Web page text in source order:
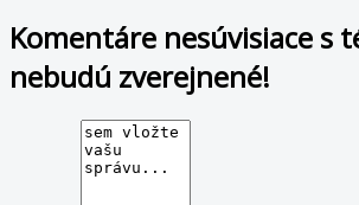
Komentáre nesúvisiace s
nebudú zverejnené!